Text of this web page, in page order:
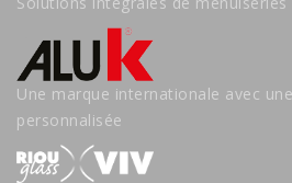
Une marque internationale avec
personnalisée